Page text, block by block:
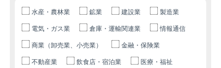
水産・農林業 鉱業 建設業 製造業
電気・ガス業 倉庫・運輸関連業 情報通信
商業（卸売業、小売業） 金融・保険業
不動産業 飲食店・宿泊業 医療・福祉